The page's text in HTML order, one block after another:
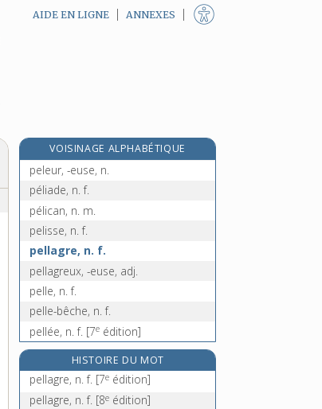
AIDE EN LIGNE ANNEXES
VOISINAGE ALPHABÉTIQUE
pelette, n. f.
peleur, -euse, n.
péliade, n. f.
pélican, n. m.
pelisse, n. f.
pellagre, n. f.
pellagreux, -euse, adj.
pelle, n. f.
pelle-bêche, n. f.
pellée, n. f. [7e édition]
pelle-pioche, n. f.
pelletage, n. m.
pelletée, n. f.
HISTOIRE DU MOT
pellagre, n. f. [7e édition]
pellagre, n. f. [8e édition]